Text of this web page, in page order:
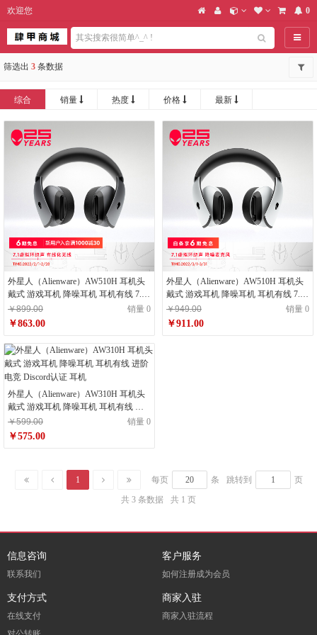
欢迎您 0
导航
筛选出 3 条数据
综合 销量 热度 价格 最新
外星人（Alienware）AW510H 耳机头
戴式 游戏耳机 降噪耳机 耳机有线 7.1
￥899.00 销量 0
￥863.00
外星人（Alienware）AW510H 耳机头
戴式 游戏耳机 降噪耳机 耳机有线 7.1
￥949.00 销量 0
￥911.00
外星人（Alienware）AW310H 耳机头
戴式 游戏耳机 降噪耳机 耳机有线 进
阶电竞 Discord认证 耳机
￥599.00 销量 0
￥575.00
1 每页 条 跳转到
页
共 3 条数据
共 1 页
信息咨询
联系我们
客户服务
如何注册成为会员
支付方式
在线支付
商家入驻
商家入驻流程